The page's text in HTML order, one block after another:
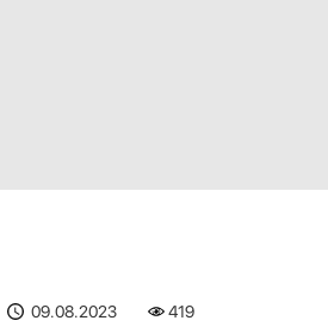
09.08.2023 419